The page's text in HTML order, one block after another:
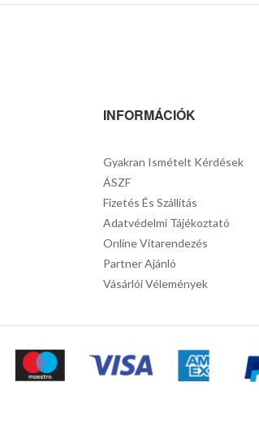
INFORMÁCIÓK
Gyakran Ismételt Kérdések
ÁSZF
Fizetés És Szállítás
Adatvédelmi Tájékoztató
Online Vitarendezés
Partner Ajánló
Vásárlói Vélemények